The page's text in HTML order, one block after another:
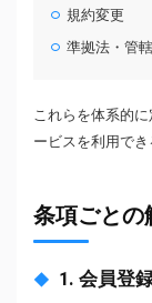
規約変更
準拠法・管
これらを体系的
ービスを利用でき
条項ごとの
1. 会員登